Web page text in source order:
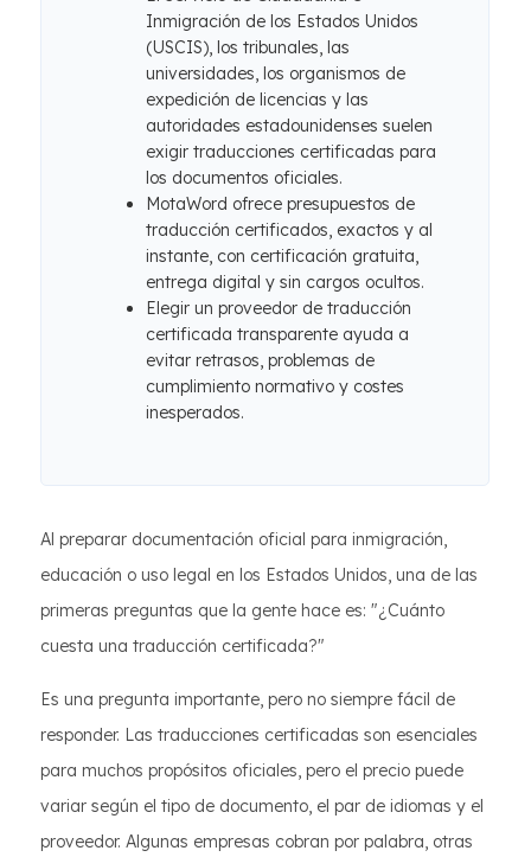
Inmigración de los Estados Unidos
(USCIS), los tribunales, las
universidades, los organismos de
expedición de licencias y las
autoridades estadounidenses suelen
exigir traducciones certificadas para
los documentos oficiales.
MotaWord ofrece presupuestos de
traducción certificados, exactos y al
instante, con certificación gratuita,
entrega digital y sin cargos ocultos.
Elegir un proveedor de traducción
certificada transparente ayuda a
evitar retrasos, problemas de
cumplimiento normativo y costes
inesperados.
Al preparar documentación oficial para inmigración,
educación o uso legal en los Estados Unidos, una de las
primeras preguntas que la gente hace es: "¿Cuánto
cuesta una traducción certificada?"
Es una pregunta importante, pero no siempre fácil de
responder. Las traducciones certificadas son esenciales
para muchos propósitos oficiales, pero el precio puede
variar según el tipo de documento, el par de idiomas y el
proveedor. Algunas empresas cobran por palabra, otras